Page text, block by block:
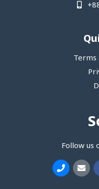
Terms
Follow us